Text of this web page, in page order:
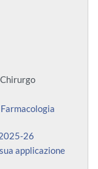
26
applicazione